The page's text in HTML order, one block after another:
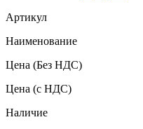
Артикул
Наименование
Цена (Без НДС)
Цена (с НДС)
Наличие